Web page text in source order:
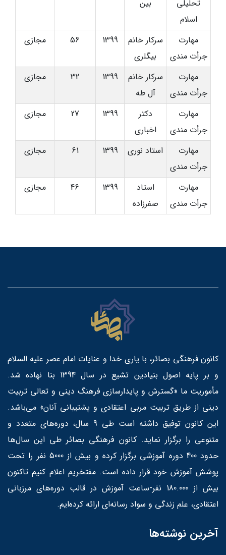
تحلیلی
اسلام
بین
مهارت
جرأت مندی
سرکار خانم
بیگلری
1399
56 مجازی
مهارت
جرأت مندی
سرکار خانم
آل طه
1399
32 مجازی
مهارت
جرأت مندی
دکتر
اخباری
1399
27 مجازی
مهارت
جرأت مندی
استاد نوری 1399
61 مجازی
مهارت
جرأت مندی
استاد
صفرزاده
1399
46 مجازی
کانون فرهنگی بصائر، با یاری خدا و عنایات امام عصر علیه السلام
و بر پایه اصول بنیادین تشیع در سال 1394 بنا نهاده شد.
مأموریت ما «گسترش و پایدارسازی فرهنگ دینی و تعالی تربیت
دینی از طریق تربیت مربی اعتقادی و پشتیبانی آنان» می‌باشد.
این کانون توفیق داشته است طی 9 سال، دوره‌های متعدد و
متنوعی را برگزار نماید. کانون فرهنگی بصائر طی این سال‌ها
حدود 400 دوره آموزشی برگزار کرده و بیش از 5000 نفر را تحت
پوشش آموزش خود قرار داده است. مفتخریم اعلام کنیم تاکنون
بیش از 180.000 نفر-ساعت آموزش در قالب دوره‌های مرزبانی
اعتقادی، علم زندگی و سواد رسانه‌ای ارائه کرده‌ایم.
آخرین نوشته‌ها